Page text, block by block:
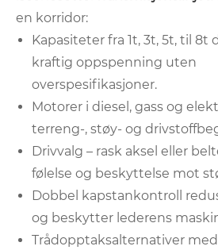
en korridor:
Kapasiteter fra 1t, 3t, 5t, til 8t
kraftig oppspenning uten
overspesifikasjoner.
Motorer i diesel, gass og
terreng-, støy- og
Drivvalg – rask aksel eller
følelse og beskyttelse mot
Dobbel kapstankontroll
og beskytter lederens
Trådopptaksalternativer